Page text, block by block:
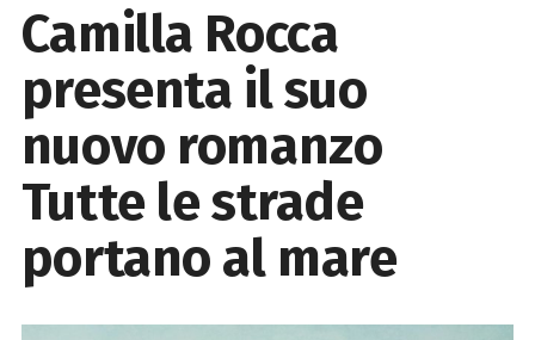
Camilla Rocca
presenta il suo
nuovo romanzo
Tutte le strade
portano al mare